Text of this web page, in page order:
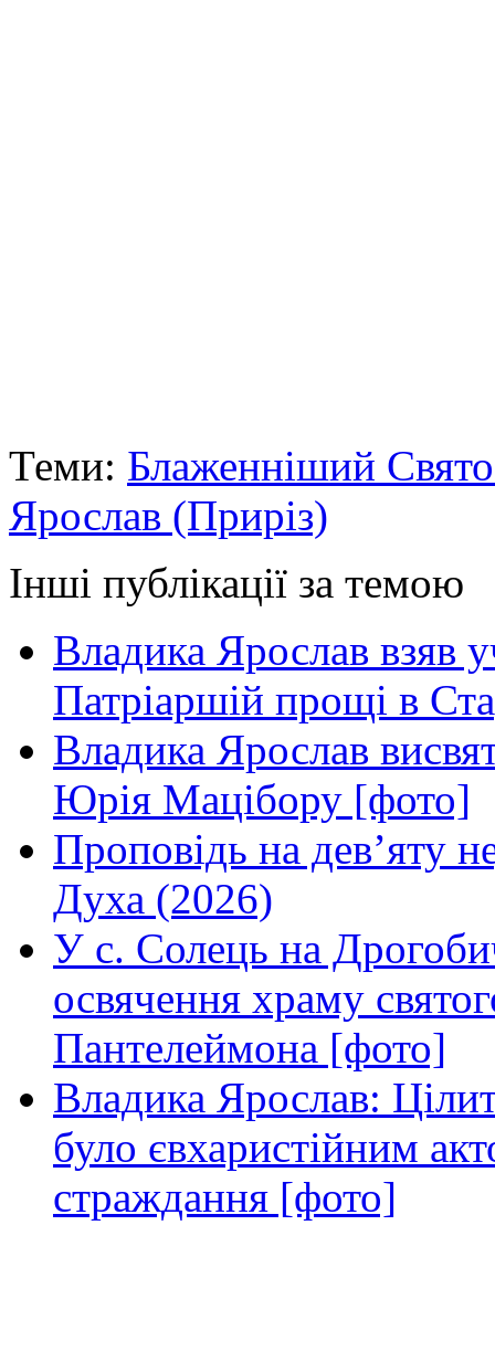
Теми: Блаженніший
Ярослав (Приріз)
Інші публікації за темою
Владика Ярослав взяв
Патріаршій прощі в
Владика Ярослав
Юрія Мацібору [фото]
Проповідь на дев’яту
Духа (2026)
У с. Солець на
освячення храму
Пантелеймона [фото]
Владика Ярослав:
було євхаристійним
страждання [фото]